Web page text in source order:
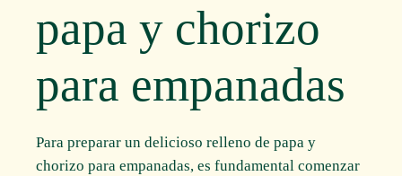
papa y chorizo
para empanadas
Para preparar un delicioso relleno de papa y
chorizo para empanadas, es fundamental comenzar